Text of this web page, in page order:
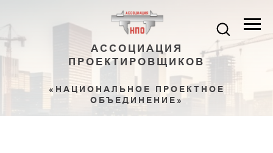
АССОЦИАЦИЯ
ПРОЕКТИРОВЩИКОВ
«НАЦИОНАЛЬНОЕ ПРОЕКТНОЕ
ОБЪЕДИНЕНИЕ»